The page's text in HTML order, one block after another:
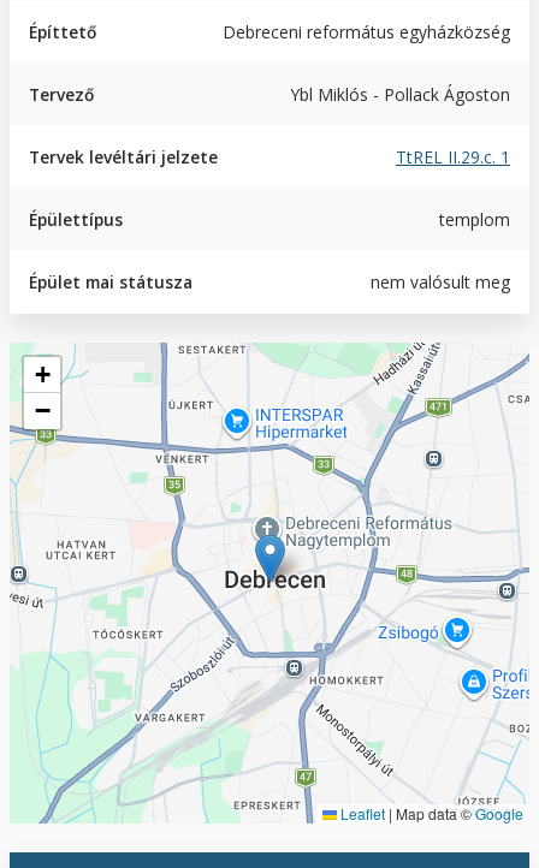
Építtető Debreceni református egyházközség
Tervező Ybl Miklós - Pollack Ágoston
Tervek levéltári jelzete TtREL II.29.c. 1
Épülettípus templom
Épület mai státusza nem valósult meg
Geofield
+
−
Leaflet | Map data ©Google